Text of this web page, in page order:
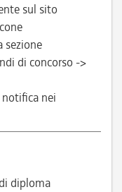
sul sito
sezione
di concorso ->
nei
diploma